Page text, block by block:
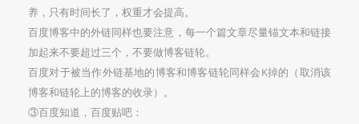
养，只有时间长了，权重才会提高。
百度博客中的外链同样也要注意，每一个篇文章尽量锚文本和链接
加起来不要超过三个，不要做博客链轮。
百度对于被当作外链基地的博客和博客链轮同样会K掉的（取消该
博客和链轮上的博客的收录）。
③百度知道，百度贴吧：